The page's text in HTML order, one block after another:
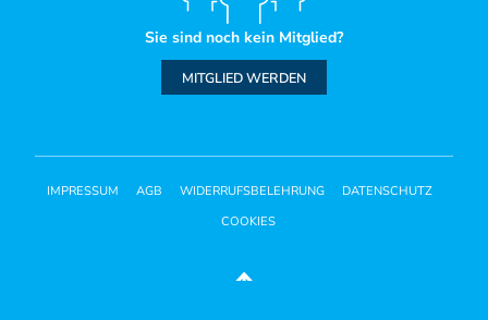
Sie sind noch kein Mitglied?
MITGLIED WERDEN
IMPRESSUM AGB WIDERRUFSBELEHRUNG
DATENSCHUTZ
COOKIES